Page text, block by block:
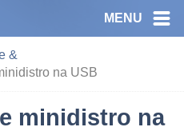
MENU
&
na USB
minidistro na